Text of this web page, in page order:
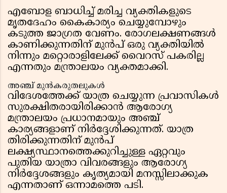
എബോള ബാധിച്ച് മരിച്ച വ്യക്തികളുടെ
മൃതദേഹം കൈകാര്യം ചെയ്യുമ്പോഴും
കടുത്ത ജാഗ്രത വേണം. രോഗലക്ഷണങ്ങൾ
കാണിക്കുന്നതിന് മുൻപ് ഒരു വ്യക്തിയിൽ
നിന്നും മറ്റൊരാളിലേക്ക് വൈറസ് പകരില്ല
എന്നതും മന്ത്രാലയം വ്യക്തമാക്കി.
അഞ്ച് മുൻകരുതലുകൾ
വിദേശത്തേക്ക് യാത്ര ചെയ്യുന്ന പ്രവാസികൾ
സുരക്ഷിതരായിരിക്കാൻ ആരോഗ്യ
മന്ത്രാലയം പ്രധാനമായും അഞ്ച്
കാര്യങ്ങളാണ് നിർദ്ദേശിക്കുന്നത്. യാത്ര
തിരിക്കുന്നതിന് മുൻപ്
ലക്ഷ്യസ്ഥാനത്തെക്കുറിച്ചുള്ള ഏറ്റവും
പുതിയ യാത്രാ വിവരങ്ങളും ആരോഗ്യ
നിർദ്ദേശങ്ങളും കൃത്യമായി മനസ്സിലാക്കുക
എന്നതാണ് ഒന്നാമത്തെ പടി.